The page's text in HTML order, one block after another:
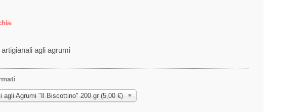
agli agrumi
agli Agrumi "Il Biscottino" 200 gr (5,00 €)